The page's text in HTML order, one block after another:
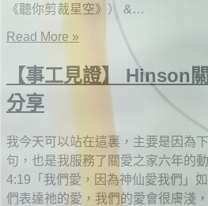
《聽你剪裁星空》） &…
Read More »
【事工見證】 Hinson
分享
我今天可以站在這裏，主要是因為
句，也是我服務了關愛之家六年的
4:19「我們愛，因為神仙愛我們」
們表達祂的愛，我們的愛會很膚淺